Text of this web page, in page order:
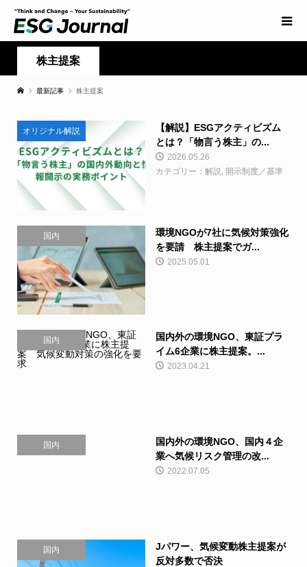
株主提案
最新記事 株主提案
オリジナル解説
【解説】ESGアクティビズム
とは？「物言う株主」の...
2026.05.26
カテゴリー：解説, 開示制度／基準
国内
環境NGOが7社に気候対策強化
を要請 株主提案でガ...
2025.05.01
国内
国内外の環境NGO、東証プラ
イム6企業に株主提案。...
2023.04.21
国内
国内外の環境NGO、国内４企
業へ気候リスク管理の改...
2022.07.05
国内
Jパワー、気候変動株主提案が
反対多数で否決